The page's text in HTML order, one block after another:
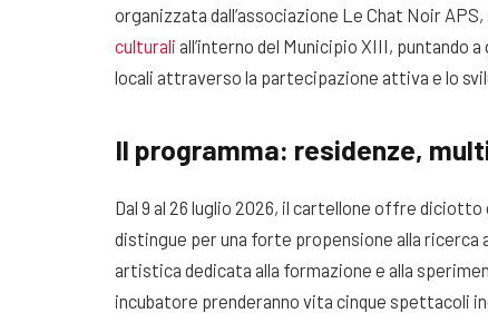
organizzata dall’associazione Le Chat Noir
culturali all’interno del Municipio XIII, puntando
locali attraverso la partecipazione attiva e lo
Il programma: residenze,
Dal 9 al 26 luglio 2026, il cartellone offre
distingue per una forte propensione alla ricerca
artistica dedicata alla formazione e alla
incubatore prenderanno vita cinque spettacoli